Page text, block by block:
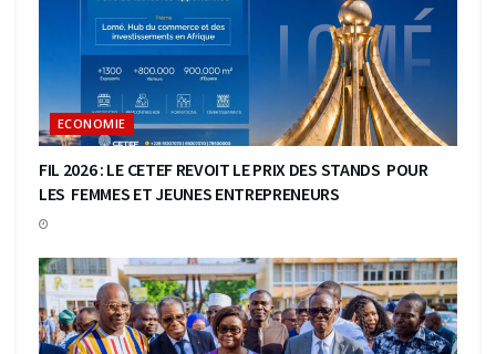
ECONOMIE
FIL 2026 : LE CETEF REVOIT LE PRIX DES STANDS POUR
LES FEMMES ET JEUNES ENTREPRENEURS